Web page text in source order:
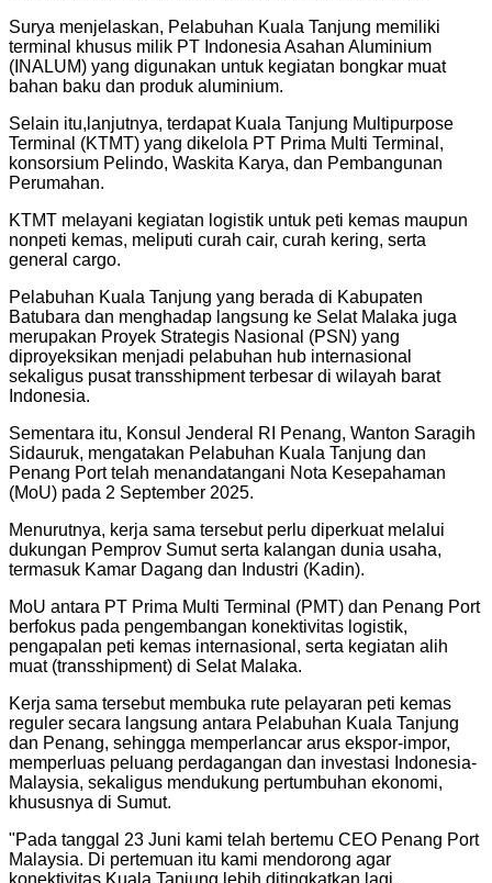
Surya menjelaskan, Pelabuhan Kuala Tanjung memiliki
terminal khusus milik PT Indonesia Asahan Aluminium
(INALUM) yang digunakan untuk kegiatan bongkar muat
bahan baku dan produk aluminium.
Selain itu,lanjutnya, terdapat Kuala Tanjung Multipurpose
Terminal (KTMT) yang dikelola PT Prima Multi Terminal,
konsorsium Pelindo, Waskita Karya, dan Pembangunan
Perumahan.
KTMT melayani kegiatan logistik untuk peti kemas maupun
nonpeti kemas, meliputi curah cair, curah kering, serta
general cargo.
Pelabuhan Kuala Tanjung yang berada di Kabupaten
Batubara dan menghadap langsung ke Selat Malaka juga
merupakan Proyek Strategis Nasional (PSN) yang
diproyeksikan menjadi pelabuhan hub internasional
sekaligus pusat transshipment terbesar di wilayah barat
Indonesia.
Sementara itu, Konsul Jenderal RI Penang, Wanton Saragih
Sidauruk, mengatakan Pelabuhan Kuala Tanjung dan
Penang Port telah menandatangani Nota Kesepahaman
(MoU) pada 2 September 2025.
Menurutnya, kerja sama tersebut perlu diperkuat melalui
dukungan Pemprov Sumut serta kalangan dunia usaha,
termasuk Kamar Dagang dan Industri (Kadin).
MoU antara PT Prima Multi Terminal (PMT) dan Penang Port
berfokus pada pengembangan konektivitas logistik,
pengapalan peti kemas internasional, serta kegiatan alih
muat (transshipment) di Selat Malaka.
Kerja sama tersebut membuka rute pelayaran peti kemas
reguler secara langsung antara Pelabuhan Kuala Tanjung
dan Penang, sehingga memperlancar arus ekspor-impor,
memperluas peluang perdagangan dan investasi Indonesia-
Malaysia, sekaligus mendukung pertumbuhan ekonomi,
khususnya di Sumut.
"Pada tanggal 23 Juni kami telah bertemu CEO Penang Port
Malaysia. Di pertemuan itu kami mendorong agar
konektivitas Kuala Tanjung lebih ditingkatkan lagi.